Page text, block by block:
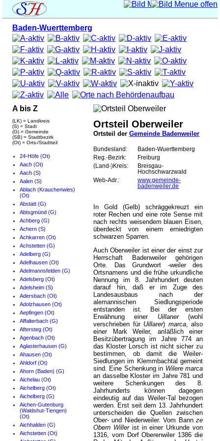
Baden-Wuerttemberg
A bis Z
(LK) = Landkreis
(S) = Stadt
(G) = Gemeinde
(SB) = Stadtbezirk
(Ot) = Orts-/Stadtteil
24-Höfe (Ot)
Aach (Ot)
Aach (S)
Aalen (S)
Ablach (Krauchenwies)
(Ot)
Abstatt (G)
Abtsgmünd (G)
Achberg (G)
Achern (S)
Achkarren (Ot)
Achstetten (G)
Adelberg (G)
Adelhausen (Ot)
Adelmannsfelden (G)
Adelsberg (Ot)
Adelsheim (S)
Adersbach (Ot)
Adolzhausen (Ot)
Aepfingen (Ot)
Affalterbach (G)
Aftersteg (Ot)
Agenbach (Ot)
Aglasterhausen (G)
Ahausen (Ot)
Ahldorf (Ot)
Ahorn (Baden) (G)
Aichelau (Ot)
Aichelberg (Ot)
Aichelberg (G)
Aichen-Gutenburg
(Waldshut-Tiengen)
(Ot)
Aichhalden (G)
Aichstetten (Ot)
Ortsteil Oberweiler
Ortsteil der Gemeinde Badenweiler
Bundesland:
Baden-Wuerttemberg
Reg.-Bezirk:
Freiburg
(Land-)Kreis:
Breisgau-
Hochschwarzwald
Web-Adr.:
www.gemeinde-
badenweiler.de
In Gold (Gelb) schräggekreuzt ein
roter Rechen und eine rote Sense mit
nach rechts weisendem blauen Eisen,
überdeckt von einem erniedrigten
schwarzen Sparren.
Auch Oberweiler ist einer der einst zur
Herrschaft Badenweiler gehörigen
Orte. Das Grundwort -weiler des
Ortsnamens und die frühe urkundliche
Nennung im 8. Jahrhundert deuten
darauf hin, daß er im Zuge des
Landesausbaus nach der
alemannischen Siedlungsperiode
entstanden ist. Bei der ersten
Erwähnung einer Uillaner(wohl
verschrieben für Uillarer) marca, also
einer Mark Weiler, anIäßlich einer
Besitzübertragung im Jahre 774 an
das Kloster Lorsch ist nicht sicher zu
bestimmen, ob damit die Weiler-
Siedlungen im Klemmbachtal gemeint
sind. Eine Schenkung in Wilere marca
an dasselbe Kloster im Jahre 781 und
weitere Schenkungen des 8.
Jahrhunderts können dagegen
eindeutig auf das Weiler-Tal bezogen
werden. Erst seit dem 13. Jahrhundert
unterscheiden die Quellen zwischen
Ober- und Niederweiler. Vom Bann ze
Obern Willerist in einer Urkunde von
1316, vom Dorf Oberenwiler 1386 die